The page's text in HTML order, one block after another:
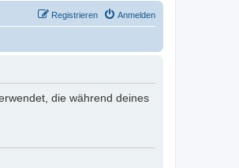
Anmelden
Registrieren
die während deines